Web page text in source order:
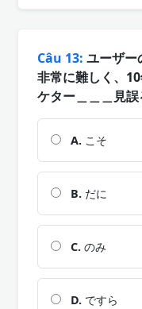
Câu 13: ユーザー
非常に難しく、
ケター＿＿＿見誤
A. こそ
B. だに
C. のみ
D. ですら